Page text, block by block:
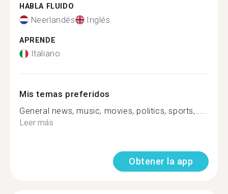
HABLA FLUIDO
Neerlandés Inglés
APRENDE
Italiano
Mis temas preferidos
General news, music, movies, politics, sports,.....
Leer más
Obtener la app